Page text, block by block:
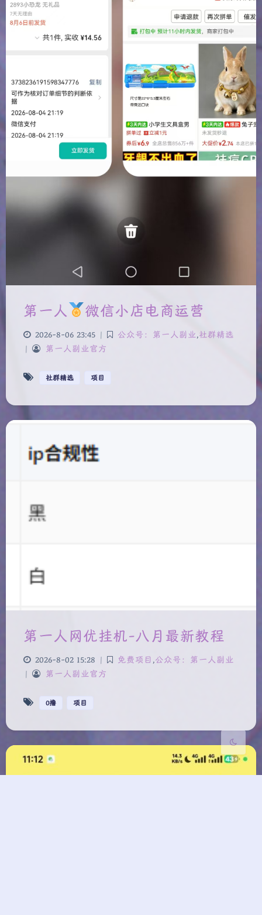
Sans Serif Serif
浅阴影 深阴影
第一人 微信小店电商运营
2026-8-06 23:45 | 公众号：第一人副业,社群精选
|
第一人副业官方
社群精选 项目
第一人网优挂机-八月最新教程
2026-8-02 15:28 | 免费项目 ,公众号：第一人副业
|
第一人副业官方
0撸 项目